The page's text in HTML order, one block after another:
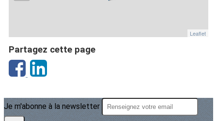
Leaflet
Partagez cette page
Je m'abonne à la newsletter